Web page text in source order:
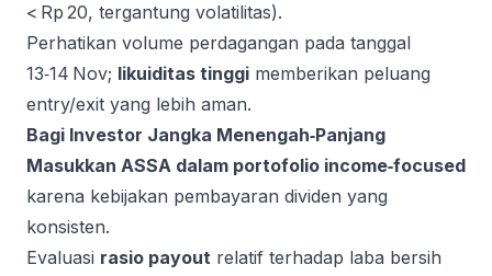
< Rp 20, tergantung volatilitas).
Perhatikan volume perdagangan pada tanggal
13‑14 Nov; likuiditas tinggi memberikan peluang
entry/exit yang lebih aman.
Bagi Investor Jangka Menengah‑Panjang
Masukkan ASSA dalam portofolio income‑focused
karena kebijakan pembayaran dividen yang
konsisten.
Evaluasi rasio payout relatif terhadap laba bersih